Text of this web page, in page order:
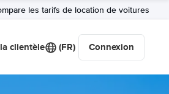
les tarifs de location de voitures
clientèle (FR) Connexion